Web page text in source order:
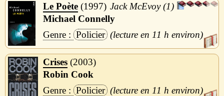
Le Poète 1997
Jack McEvoy (1)
Michael Connelly
Policier
11 h
Crises 2003
Robin Cook
Policier
11 h